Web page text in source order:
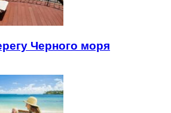
Черного моря